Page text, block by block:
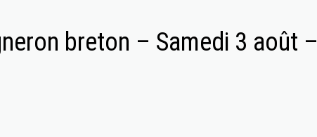
breton – Samedi 3 août –